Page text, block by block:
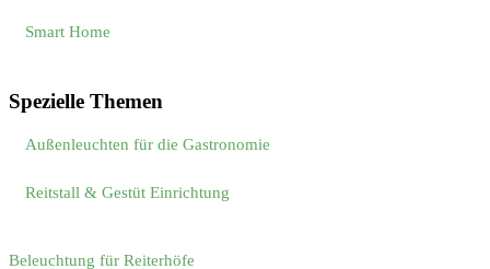
Smart Home
Spezielle Themen
Außenleuchten für die Gastronomie
Reitstall & Gestüt Einrichtung
Beleuchtung für Reiterhöfe